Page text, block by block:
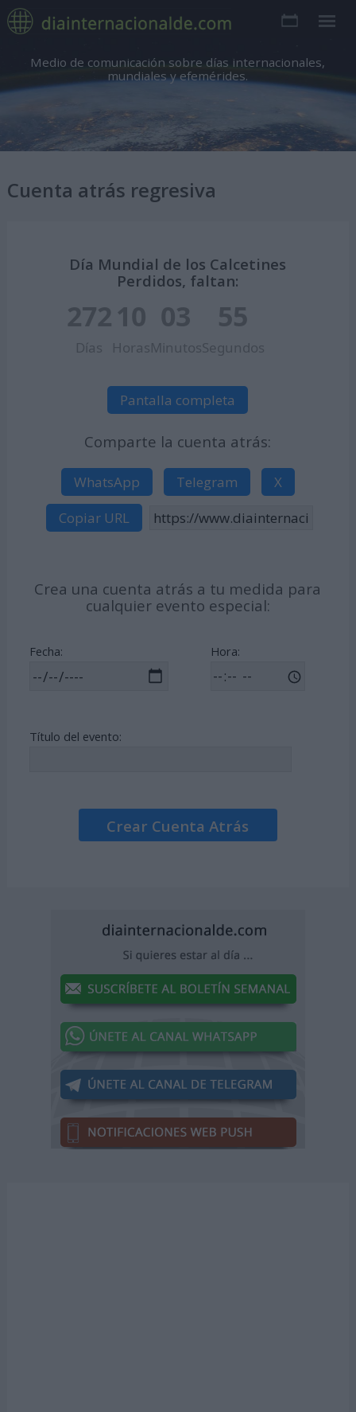
Medio de comunicación sobre días internacionales,
mundiales y efemérides.
Cuenta atrás regresiva
Día Mundial de los Calcetines
Perdidos, faltan:
272
Días
10
Horas
03
Minutos
54
Segundos
Pantalla completa
Comparte la cuenta atrás:
WhatsApp Telegram
X
Copiar URL
Crea una cuenta atrás a tu medida para
cualquier evento especial:
Fecha: Hora:
Título del evento:
Crear Cuenta Atrás